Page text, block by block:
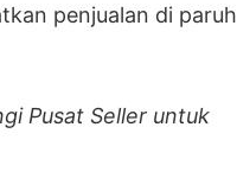
penjualan di paruh
Pusat Seller untuk